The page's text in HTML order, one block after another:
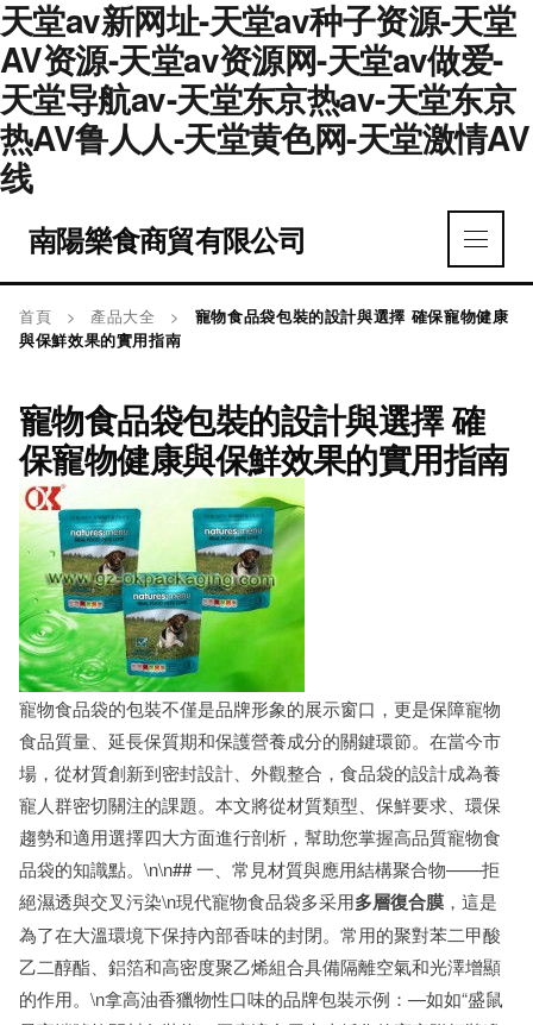
天堂av新网址-天堂av种子资源-天堂
AV资源-天堂av资源网-天堂av做爱-
天堂导航av-天堂东京热av-天堂东京
热AV鲁人人-天堂黄色网-天堂激情AV
线
南陽樂食商貿有限公司
首頁 > 產品大全 >
寵物食品袋包裝的設計與選擇 確保寵物健康
與保鮮效果的實用指南
寵物食品袋包裝的設計與選擇 確
保寵物健康與保鮮效果的實用指南
寵物食品袋的包裝不僅是品牌形象的展示窗口，更是保障寵物
食品質量、延長保質期和保護營養成分的關鍵環節。在當今市
場，從材質創新到密封設計、外觀整合，食品袋的設計成為養
寵人群密切關注的課題。本文將從材質類型、保鮮要求、環保
趨勢和適用選擇四大方面進行剖析，幫助您掌握高品質寵物食
品袋的知識點。\n\n## 一、常見材質與應用結構聚合物——拒
絕濕透與交叉污染\n現代寵物食品袋多采用多層復合膜 ，這是
為了在大溫環境下保持內部香味的封閉。常用的聚對苯二甲酸
乙二醇酯、鋁箔和高密度聚乙烯組合具備隔離空氣和光澤增顯
的作用。\n拿高油香獵物性口味的品牌包裝示例：—如如“盛鼠